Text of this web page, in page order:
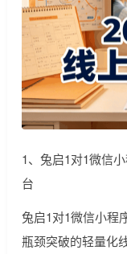
1、兔启1对1微信
台
兔启1对1微信小程
瓶颈突破的轻量化